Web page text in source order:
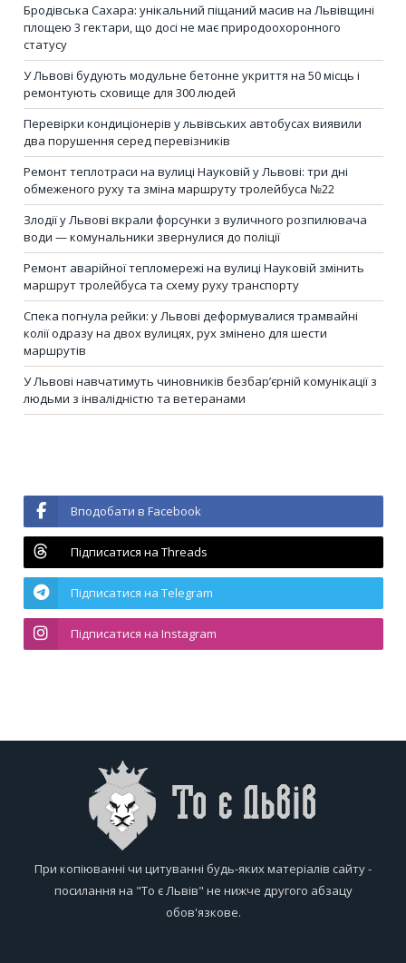
Бродівська Сахара: унікальний піщаний масив на Львівщині
площею 3 гектари, що досі не має природоохоронного
статусу
У Львові будують модульне бетонне укриття на 50 місць і
ремонтують сховище для 300 людей
Перевірки кондиціонерів у львівських автобусах виявили
два порушення серед перевізників
Ремонт теплотраси на вулиці Науковій у Львові: три дні
обмеженого руху та зміна маршруту тролейбуса №22
Злодії у Львові вкрали форсунки з вуличного розпилювача
води — комунальники звернулися до поліції
Ремонт аварійної тепломережі на вулиці Науковій змінить
маршрут тролейбуса та схему руху транспорту
Спека погнула рейки: у Львові деформувалися трамвайні
колії одразу на двох вулицях, рух змінено для шести
маршрутів
У Львові навчатимуть чиновників безбар’єрній комунікації з
людьми з інвалідністю та ветеранами
Вподобати в Facebook
Підписатися на Threads
Підписатися на Telegram
Підписатися на Instagram
При копіюванні чи цитуванні будь-яких матеріалів сайту -
посилання на "То є Львів" не нижче другого абзацу
обов'язкове.